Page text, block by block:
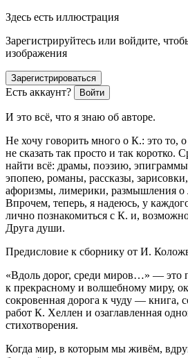
Здесь есть иллюстрация
Зарегистрируйтесь или войдите,
изображения
Зарегистрироваться
Есть аккаунт? Войти
И это всё, что я знаю об авторе.
Не хочу говорить много о К.: это то,
не сказать так просто и так коротко.
найти всё: драмы, поэзию,
эпопею, романы, рассказы, зарисовки,
афоризмы, лимерики, размышления о
Впрочем, теперь, я надеюсь, у
лично познакомиться с К. и,
Друга души.
Предисловие к сборнику от И.
«Вдоль дорог, среди миров…» — это
к прекрасному и волшебному миру,
сокровенная дорога к чуду — книга,
работ К. Хеллен и озаглавленная
стихотворения.
Когда мир, в которым мы живём,